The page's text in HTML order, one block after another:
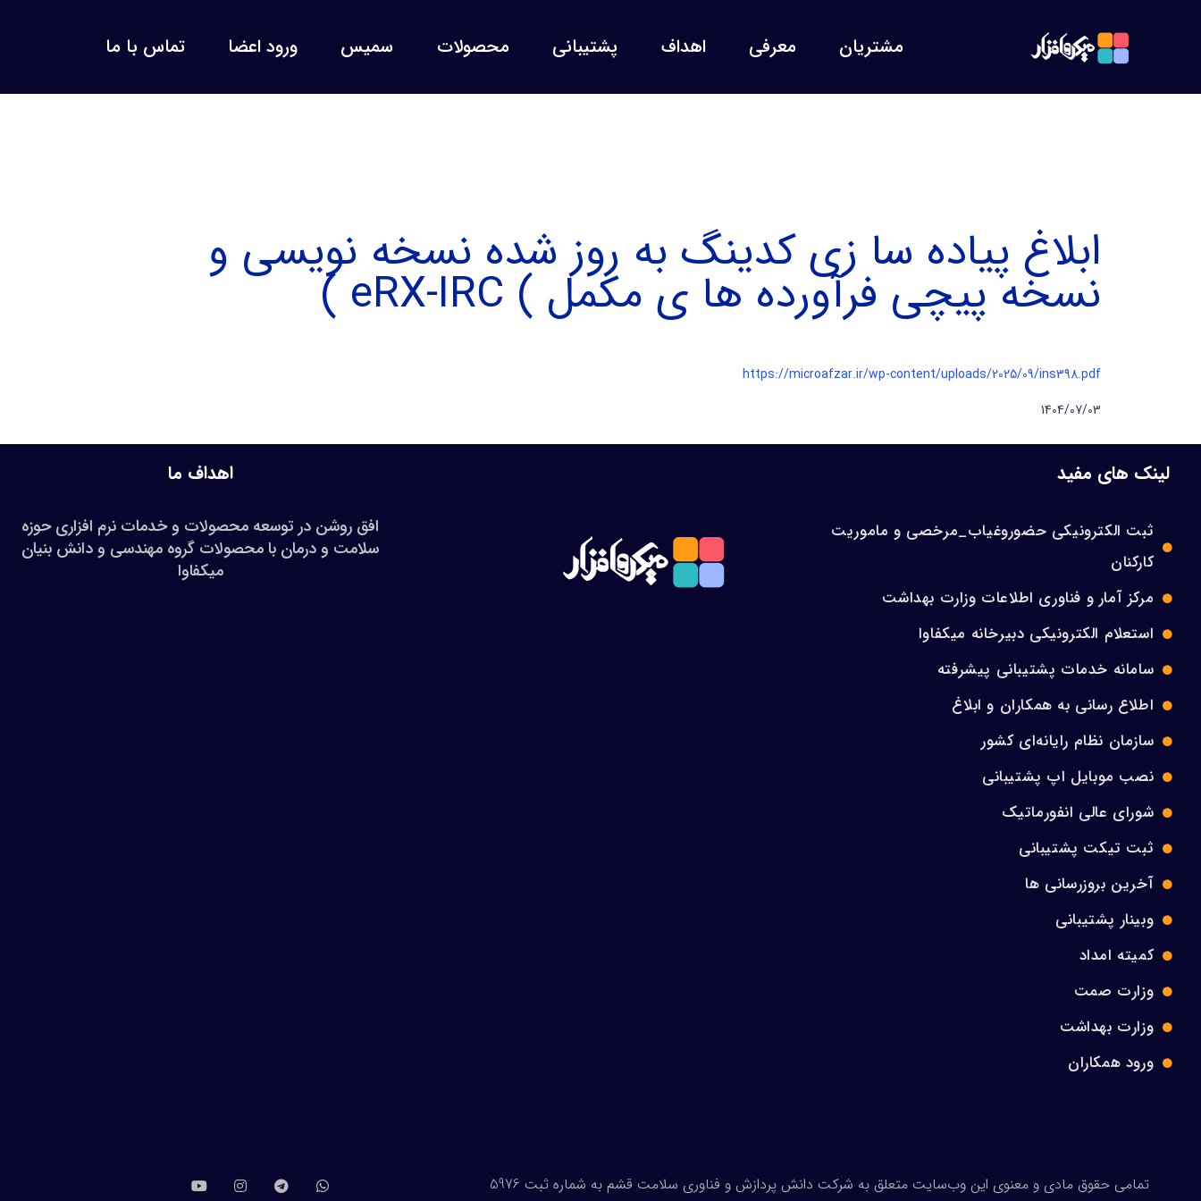
مشتریان معرفی اهداف پشتیبانی محصولات سمیس ورود اعضا تماس با ما
ابلاغ پیاده سا زی کدينگ به روز شده نسخه نویسی و
نسخه پیچی فرآورده ها ی مکمل ) eRX-IRC )
https://microafzar.ir/wp-content/uploads/2025/09/ins398.pdf
1404/07/03
لینک های مفید
ثبت الکترونیکی حضوروغیاب_مرخصی و ماموریت
کارکنان
مرکز آمار و فناوری اطلاعات وزارت بهداشت
استعلام الکترونیکی دبیرخانه میکفاوا
سامانه خدمات پشتیبانی پیشرفته
اطلاع رسانی به همکاران و ابلاغ
سازمان نظام رایانه‌ای کشور
نصب موبایل اپ پشتیبانی
شورای عالی انفورماتیک
ثبت تیکت پشتیبانی
آخرین بروزرسانی ها
وبینار پشتیبانی
کمیته امداد
وزارت صمت
وزارت بهداشت
ورود همکاران
اهداف ما
افق روشن در توسعه محصولات و خدمات نرم افزاری حوزه
سلامت و درمان با محصولات گروه مهندسی و دانش بنیان
میکفاوا
تمامی حقوق مادی و معنوی این وب‌سایت متعلق به شرکت دانش پردازش و فناوری سلامت قشم به شماره ثبت 5976